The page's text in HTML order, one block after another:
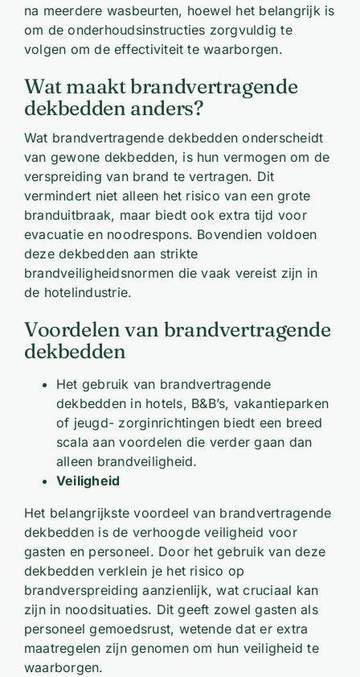
na meerdere wasbeurten, hoewel het belangrijk is
om de onderhoudsinstructies zorgvuldig te
volgen om de effectiviteit te waarborgen.
Wat maakt brandvertragende
dekbedden anders?
Wat brandvertragende dekbedden onderscheidt
van gewone dekbedden, is hun vermogen om de
verspreiding van brand te vertragen. Dit
vermindert niet alleen het risico van een grote
branduitbraak, maar biedt ook extra tijd voor
evacuatie en noodrespons. Bovendien voldoen
deze dekbedden aan strikte
brandveiligheidsnormen die vaak vereist zijn in
de hotelindustrie.
Voordelen van brandvertragende
dekbedden
Het gebruik van brandvertragende
dekbedden in hotels, B&B’s, vakantieparken
of jeugd- zorginrichtingen biedt een breed
scala aan voordelen die verder gaan dan
alleen brandveiligheid.
Veiligheid
Het belangrijkste voordeel van brandvertragende
dekbedden is de verhoogde veiligheid voor
gasten en personeel. Door het gebruik van deze
dekbedden verklein je het risico op
brandverspreiding aanzienlijk, wat cruciaal kan
zijn in noodsituaties. Dit geeft zowel gasten als
personeel gemoedsrust, wetende dat er extra
maatregelen zijn genomen om hun veiligheid te
waarborgen.